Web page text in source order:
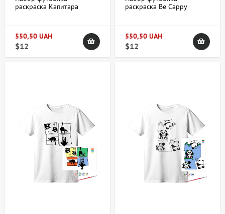
раскраска Капитара
550,50 UAH
$12
раскраска Be Cappy
550,50 UAH
$12